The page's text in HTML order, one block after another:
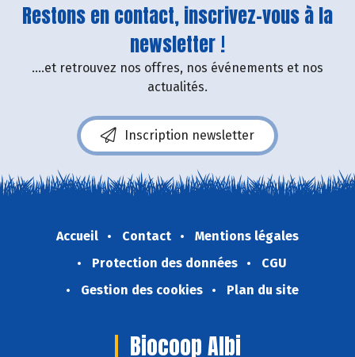
Restons en contact, inscrivez-vous à la
newsletter !
....et retrouvez nos offres, nos événements et nos
actualités.
Inscription newsletter
Accueil Contact
Mentions légales
Protection des données
CGU
Gestion des cookies
Plan du site
Biocoop Albi